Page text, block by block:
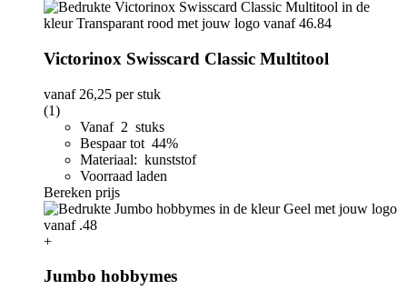
Victorinox Swisscard Classic Multitool
vanaf 26,25 per stuk
(1)
Vanaf 2 stuks
Bespaar tot 44%
Materiaal: kunststof
Voorraad laden
Bereken prijs
+
Jumbo hobbymes